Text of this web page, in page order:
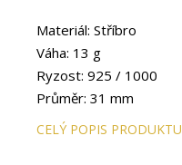
Materiál: Stříbro
Váha: 13 g
Ryzost: 925 / 1000
Průměr: 31 mm
Provedení: PROOF
CELÝ POPIS PRODUKTU